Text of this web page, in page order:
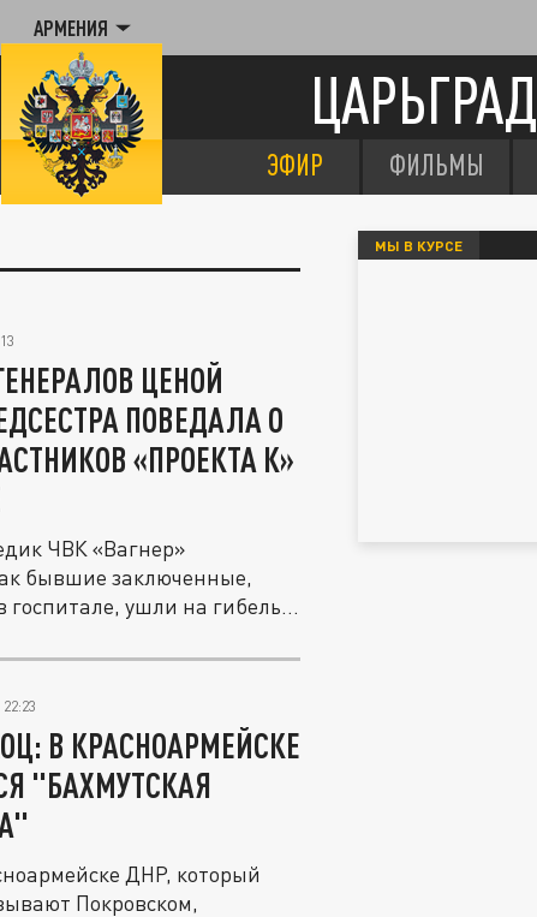
АРМЕНИЯ
ЦАРЬГРАД
ЭФИР ФИЛЬМЫ
ЦЕНОЙ
ПОВЕДАЛА О
«ПРОЕКТА К»
ЧВК «Вагнер»
бывшие заключенные,
госпитале, ушли на гибель
В КРАСНОАРМЕЙСКЕ
"БАХМУТСКАЯ
ДНР, который
Покровском,
МЫ В КУРСЕ